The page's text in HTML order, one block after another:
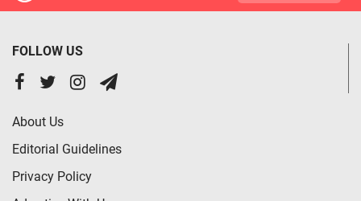
FOLLOW US
About Us
Editorial Guidelines
Privacy Policy